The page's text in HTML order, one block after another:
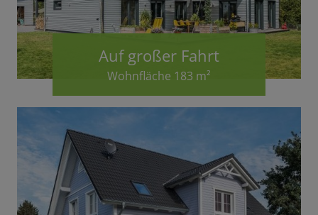
Auf großer Fahrt
Wohnfläche 183 m²